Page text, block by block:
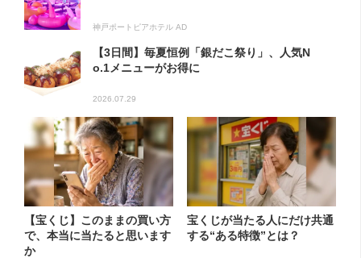
神戸ポートピアホテル AD
【3日間】毎夏恒例「銀だこ祭り」、人気N
o.1メニューがお得に
2026.07.29
【宝くじ】このままの買い方
で、本当に当たると思います
か
宝くじが当たる人にだけ共通
する“ある特徴”とは？